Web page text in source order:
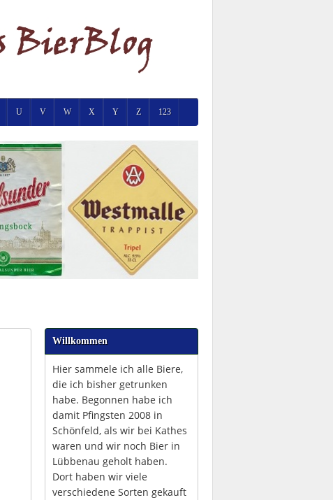
U V W X Y Z 123
Willkommen
Hier sammele ich alle Biere,
die ich bisher getrunken
habe. Begonnen habe ich
damit Pfingsten 2008 in
Schönfeld, als wir bei Kathes
waren und wir noch Bier in
Lübbenau geholt haben.
Dort haben wir viele
verschiedene Sorten gekauft